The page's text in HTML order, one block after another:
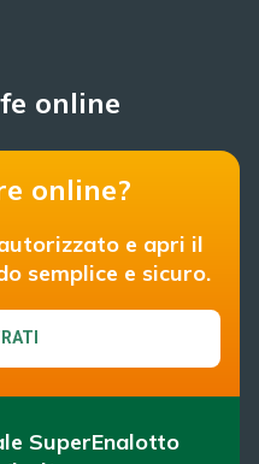
online
online?
e apri il
semplice e sicuro.
SuperEnalotto